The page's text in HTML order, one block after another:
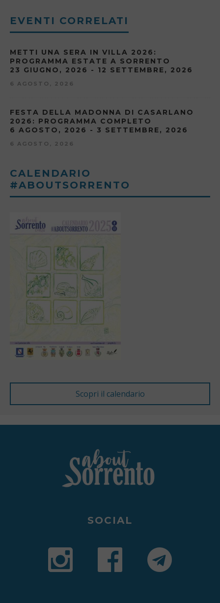
EVENTI CORRELATI
METTI UNA SERA IN VILLA 2026:
PROGRAMMA ESTATE A SORRENTO
23 GIUGNO, 2026 - 12 SETTEMBRE, 2026
6 AGOSTO, 2026
FESTA DELLA MADONNA DI CASARLANO
2026: PROGRAMMA COMPLETO
6 AGOSTO, 2026 - 3 SETTEMBRE, 2026
6 AGOSTO, 2026
CALENDARIO
#ABOUTSORRENTO
SOCIAL